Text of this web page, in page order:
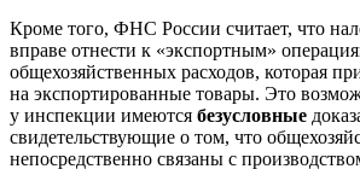
Кроме того, ФНС России считает, что
вправе отнести к «экспортным»
общехозяйственных расходов, которая
на экспортированные товары. Это
у инспекции имеются безусловные
свидетельствующие о том, что
непосредственно связаны с